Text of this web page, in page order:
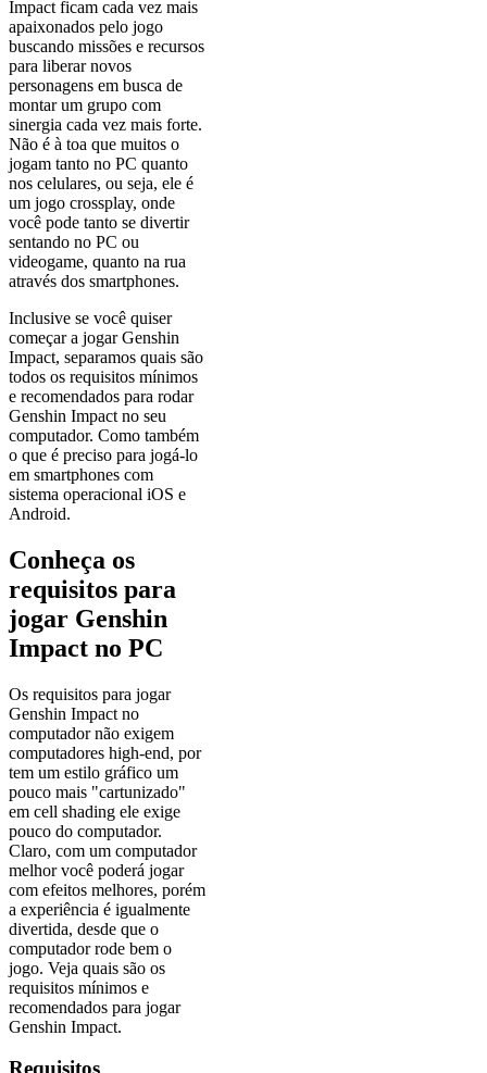
Impact ficam cada vez mais
apaixonados pelo jogo
buscando missões e recursos
para liberar novos
personagens em busca de
montar um grupo com
sinergia cada vez mais forte.
Não é à toa que muitos o
jogam tanto no PC quanto
nos celulares, ou seja, ele é
um jogo crossplay, onde
você pode tanto se divertir
sentando no PC ou
videogame, quanto na rua
através dos smartphones.
Inclusive se você quiser
começar a jogar Genshin
Impact, separamos quais são
todos os requisitos mínimos
e recomendados para rodar
Genshin Impact no seu
computador. Como também
o que é preciso para jogá-lo
em smartphones com
sistema operacional iOS e
Android.
Conheça os
requisitos para
jogar Genshin
Impact no PC
Os requisitos para jogar
Genshin Impact no
computador não exigem
computadores high-end, por
tem um estilo gráfico um
pouco mais "cartunizado"
em cell shading ele exige
pouco do computador.
Claro, com um computador
melhor você poderá jogar
com efeitos melhores, porém
a experiência é igualmente
divertida, desde que o
computador rode bem o
jogo. Veja quais são os
requisitos mínimos e
recomendados para jogar
Genshin Impact.